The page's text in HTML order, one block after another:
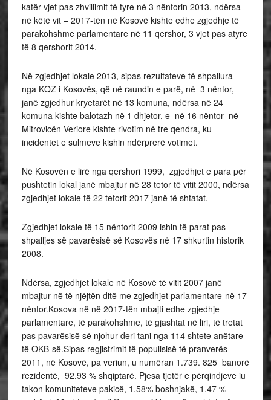
katër vjet pas zhvillimit të tyre në 3 nëntorin 2013, ndërsa
në këtë vit – 2017-tën në Kosovë kishte edhe zgjedhje të
parakohshme parlamentare në 11 qershor, 3 vjet pas atyre
të 8 qershorit 2014.
Në zgjedhjet lokale 2013, sipas rezultateve të shpallura
nga KQZ i Kosovës, që në raundin e parë, në 3 nëntor,
janë zgjedhur kryetarët në 13 komuna, ndërsa në 24
komuna kishte balotazh në 1 dhjetor, e në 16 nëntor në
Mitrovicën Veriore kishte rivotim në tre qendra, ku
incidentet e sulmeve kishin ndërprerë votimet.
Në Kosovën e lirë nga qershori 1999, zgjedhjet e para për
pushtetin lokal janë mbajtur në 28 tetor të vitit 2000, ndërsa
zgjedhjet lokale të 22 tetorit 2017 janë të shtatat.
Zgjedhjet lokale të 15 nëntorit 2009 ishin të parat pas
shpalljes së pavarësisë së Kosovës në 17 shkurtin historik
2008.
Ndërsa, zgjedhjet lokale në Kosovë të vitit 2007 janë
mbajtur në të njëjtën ditë me zgjedhjet parlamentare-në 17
nëntor.Kosova në në 2017-tën mbajti edhe zgjedhje
parlamentare, të parakohshme, të gjashtat në liri, të tretat
pas pavarësisë së njohur deri tani nga 114 shtete anëtare
të OKB-së.Sipas regjistrimit të popullsisë të pranverës
2011, në Kosovë, pa veriun, u numëran 1.739. 825 banorë
rezidentë, 92.93 % shqiptarë. Pjesa tjetër e përqindjeve iu
takon komuniteteve pakicë, 1.58% boshnjakë, 1.47 %